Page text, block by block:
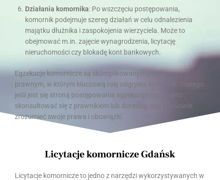
Działania komornika: Po wszczęciu postępowania,
komornik podejmuje szereg działań w celu odnalezienia
majątku dłużnika i zaspokojenia wierzyciela. Może to
obejmować m.in. zajęcie wynagrodzenia, licytację
nieruchomości czy blokadę kont bankowych.
Egzekucje komornicze są skomplikowanym procesem
prawnym, w którym kluczową rolę odgrywa komornik. Dlatego
jeśli jest się stroną postępowania egzekucyjnego, warto
skonsultować się z prawnikiem lub doradcą, aby właściwie
zrozumieć swoje prawa i obowiązki.
Licytacje komornicze Gdańsk
Licytacje komornicze to jedno z narzędzi wykorzystywanych w